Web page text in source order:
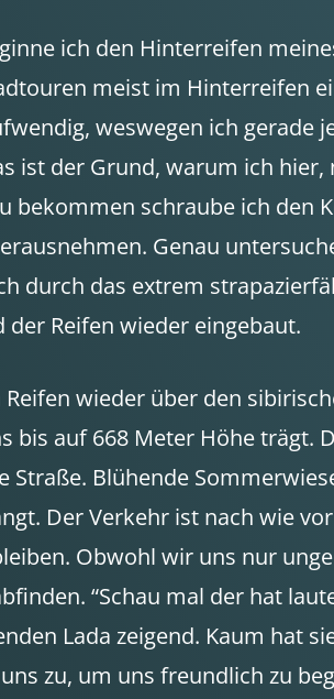
ich den Hinterreifen
meist im Hinterreifen
weswegen ich gerade
ist der Grund, warum ich
bekommen schraube ich den
Genau
durch das extrem
der Reifen wieder eingebaut.
wieder über den
bis auf 668 Meter Höhe trägt.
Blühende
Der Verkehr ist nach wie
Obwohl wir uns nur
“Schau mal der hat
Lada zeigend. Kaum hat
zu, um uns freundlich zu